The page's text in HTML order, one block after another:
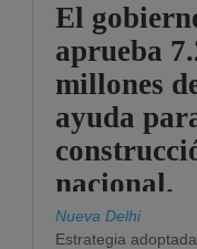
El
aprueba
millones
ayuda
nacional.
Nueva Delhi
Estrategia